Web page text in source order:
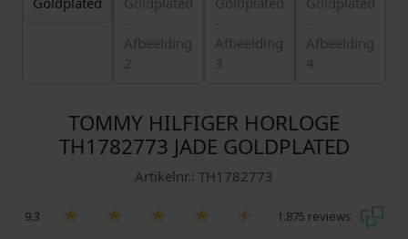
TOMMY HILFIGER HORLOGE
TH1782773 JADE GOLDPLATED
Artikelnr.: TH1782773
9.3 1.875 reviews